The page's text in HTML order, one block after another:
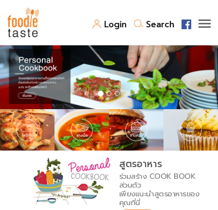
Login Search
สูตรอาหาร
สูตรอาหารล่าสุด
Top Foodie
พาไปชิม
สารพันก้นครัว
เคล็ดลับน่ารู้
เปรียบเทียบหน่วยการตวง
เปรียบเทียบอุณหภูมิ
เปรียบเทียบน้ำหนักวัตถุดิบ
FoodPedia
สร้าง Cookbook
สูตรอาหาร
ร่วมสร้าง COOK BOOK
ส่วนตัว
เพียงแนะนำสูตรอาหารของ
คุณที่นี่